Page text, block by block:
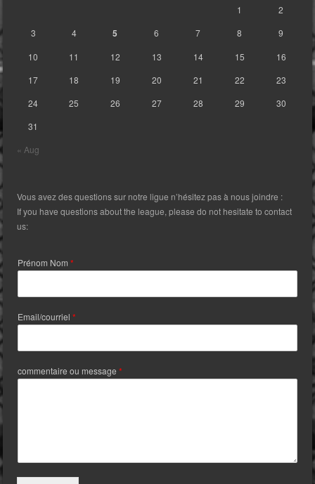
« Aug
1
2
3
4 5 6 7 8
9
10
11 12 13 14 15
16
17
18 19 20 21 22
23
24
25 26 27 28 29
30
31
Vous avez des questions sur notre ligue n’hésitez pas à nous joindre :
If you have questions about the league, please do not hesitate to contact
us:
Prénom Nom*
Email/courriel*
commentaire ou message*